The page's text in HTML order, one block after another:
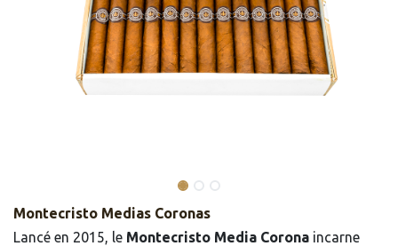
Montecristo Medias Coronas
Lancé en 2015, le Montecristo Media Corona incarne